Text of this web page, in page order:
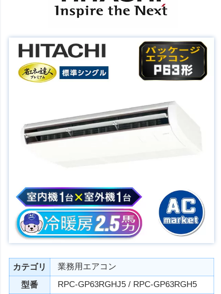
カテゴリ
業務用エアコン
型番
RPC-GP63RGHJ5 / RPC-GP63RGH5